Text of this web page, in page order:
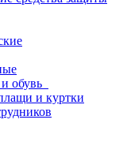
обувь
и куртки